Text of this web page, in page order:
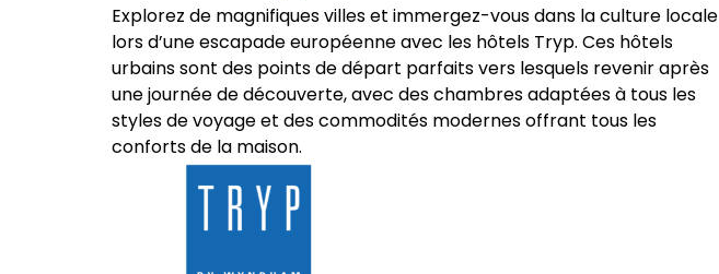
Explorez de magnifiques villes et immergez-vous dans la culture locale
lors d’une escapade européenne avec les hôtels Tryp. Ces hôtels
urbains sont des points de départ parfaits vers lesquels revenir après
une journée de découverte, avec des chambres adaptées à tous les
styles de voyage et des commodités modernes offrant tous les
conforts de la maison.